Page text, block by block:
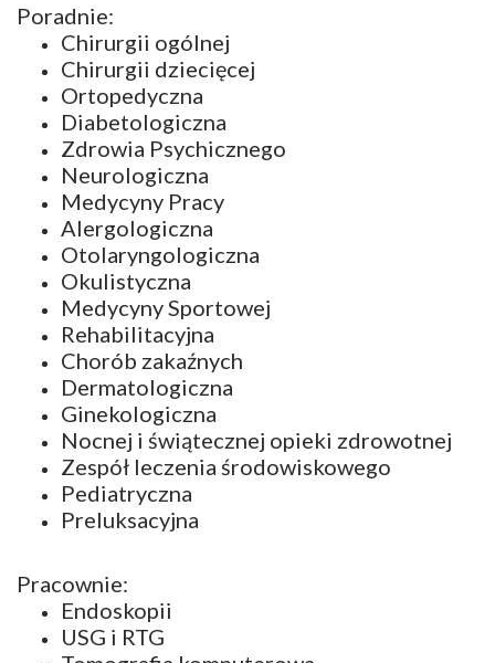
Poradnie:
Chirurgii ogólnej
Chirurgii dziecięcej
Ortopedyczna
Diabetologiczna
Zdrowia Psychicznego
Neurologiczna
Medycyny Pracy
Alergologiczna
Otolaryngologiczna
Okulistyczna
Medycyny Sportowej
Rehabilitacyjna
Chorób zakaźnych
Dermatologiczna
Ginekologiczna
Nocnej i świątecznej opieki zdrowotnej
Zespół leczenia środowiskowego
Pediatryczna
Preluksacyjna
Pracownie:
Endoskopii
USG i RTG